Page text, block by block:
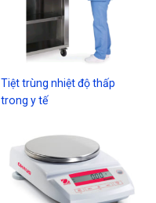
Tiệt trùng nhiệt độ thấp
trong y tế